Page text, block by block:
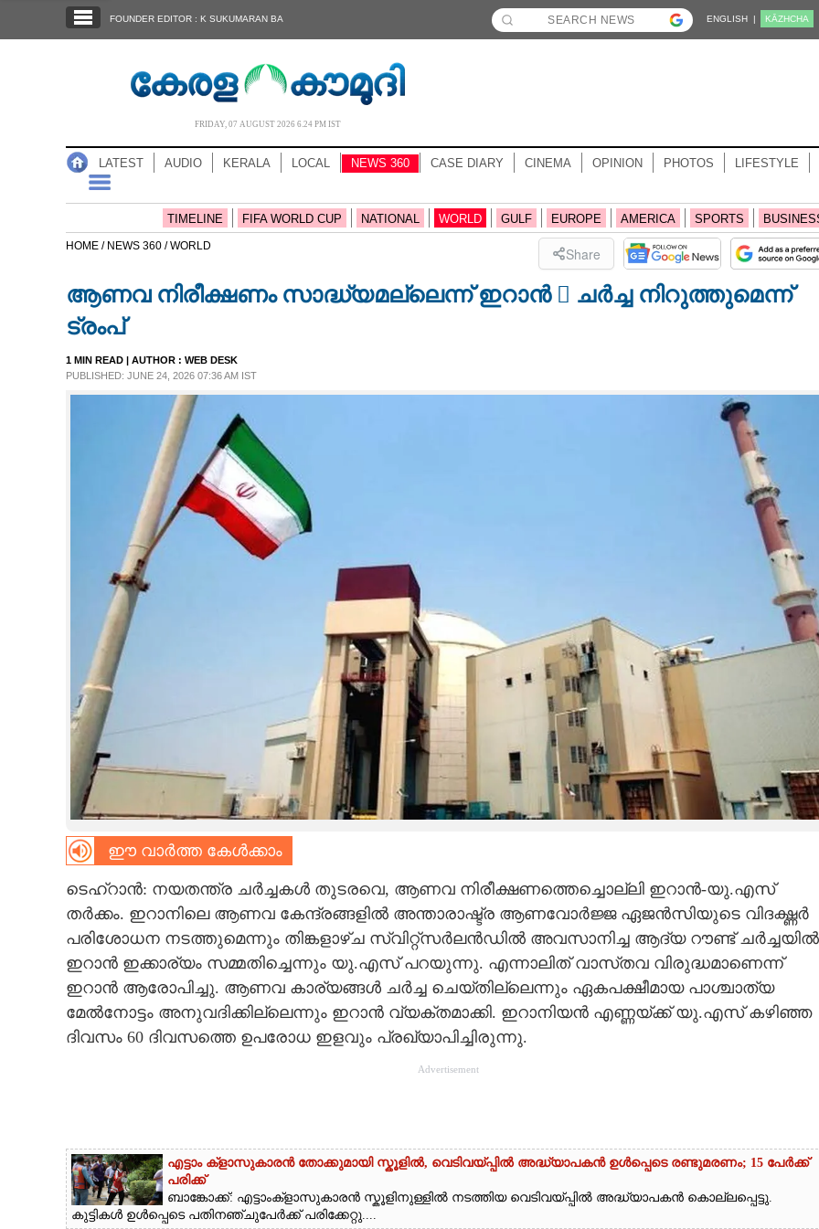
NOTIFIED NEWS
NEWS 360
CASE DIARY
CARTOONS
CONTACT US
FOUNDER EDITOR : K SUKUMARAN BA ENGLISH | KĀZHCHA
FRIDAY, 07 AUGUST 2026 6.24 PM IST
LATEST AUDIO KERALA LOCAL NEWS 360 CASE DIARY CINEMA OPINION PHOTOS LIFESTYLE
TIMELINE FIFA WORLD CUP NATIONAL WORLD GULF EUROPE AMERICA SPORTS
HOME / NEWS 360 /WORLD Share
ആണവ നിരീക്ഷണം സാദ്ധ്യമല്ലെന്ന് ഇറാൻ  ചർച്ച നിറുത്തുമെന്ന്
ട്രംപ്
1 MIN READ | AUTHOR : WEB DESK
PUBLISHED: JUNE 24, 2026 07:36 AM IST
ഈ വാർത്ത കേൾക്കാം
ടെഹ്റാൻ: നയതന്ത്ര ചർച്ചകൾ തുടരവെ, ആണവ നിരീക്ഷണത്തെച്ചൊല്ലി ഇറാൻ-യു.എസ്
തർക്കം. ഇറാനിലെ ആണവ കേന്ദ്രങ്ങളിൽ അന്താരാഷ്ട്ര ആണവോർജ്ജ ഏജൻസിയുടെ വിദഗ്ദ്ധർ
പരിശോധന നടത്തുമെന്നും തിങ്കളാഴ്ച സ്വിറ്റ്സർലൻഡിൽ അവസാനിച്ച ആദ്യ റൗണ്ട് ചർച്ചയിൽ
ഇറാൻ ഇക്കാര്യം സമ്മതിച്ചെന്നും യു.എസ് പറയുന്നു. എന്നാലിത് വാസ്‌തവ വിരുദ്ധമാണെന്ന്
ഇറാൻ ആരോപിച്ചു. ആണവ കാര്യങ്ങൾ ചർച്ച ചെയ്തില്ലെന്നും ഏകപക്ഷീമായ പാശ്ചാത്യ
മേൽനോട്ടം അനുവദിക്കില്ലെന്നും ഇറാൻ വ്യക്തമാക്കി. ഇറാനിയൻ എണ്ണയ്ക്ക് യു.എസ് കഴിഞ്ഞ
ദിവസം 60 ദിവസത്തെ ഉപരോധ ഇളവും പ്രഖ്യാപിച്ചിരുന്നു.
Advertisement
എട്ടാം ക്ളാസുകാരൻ തോക്കുമായി സ്കൂളിൽ, വെടിവയ്പ്പിൽ അദ്ധ്യാപകൻ ഉൾപ്പെടെ രണ്ടുമരണം; 15 പേർക്ക്
പരിക്ക്
ബാങ്കോക്ക്: എട്ടാംക്ളാസുകാരൻ സ്കൂളിനുള്ളിൽ നടത്തിയ വെടിവയ്പ്പിൽ അദ്ധ്യാപകൻ കൊല്ലപ്പെട്ടു.
കുട്ടികൾ ഉൾപ്പെടെ പതിനഞ്ചുപേർക്ക് പരിക്കേറ്റു....